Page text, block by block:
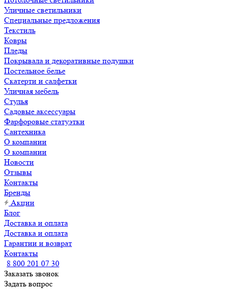
Уличные светильники
Специальные предложения
Текстиль
Ковры
Пледы
Покрывала и декоративные подушки
Постельное белье
Скатерти и салфетки
Уличная мебель
Стулья
Садовые аксессуары
Фарфоровые статуэтки
Сантехника
О компании
О компании
Новости
Отзывы
Контакты
Бренды
Акции
Блог
Доставка и оплата
Доставка и оплата
Гарантии и возврат
Контакты
8 800 201 07 30
Заказать звонок
Задать вопрос